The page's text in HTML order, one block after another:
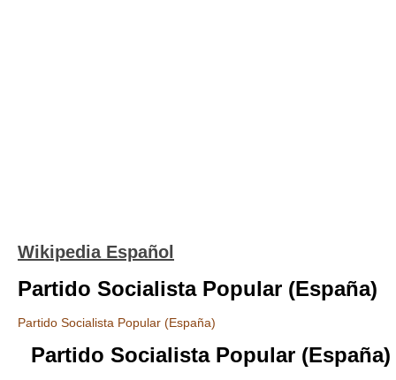
Wikipedia Español
Partido Socialista Popular (España)
Partido Socialista Popular (España)
Partido Socialista Popular (España)